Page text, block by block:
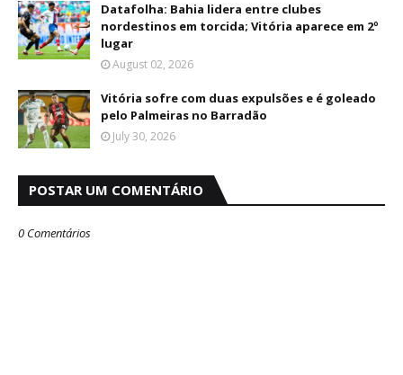
Datafolha: Bahia lidera entre clubes
nordestinos em torcida; Vitória aparece em 2º
lugar
August 02, 2026
Vitória sofre com duas expulsões e é goleado
pelo Palmeiras no Barradão
July 30, 2026
POSTAR UM COMENTÁRIO
0 Comentários